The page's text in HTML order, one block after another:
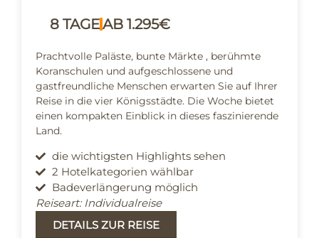
8 TAGEAB 1.295€
Prachtvolle Paläste, bunte Märkte , berühmte
Koranschulen und aufgeschlossene und
gastfreundliche Menschen erwarten Sie auf Ihrer
Reise in die vier Königsstädte. Die Woche bietet
einen kompakten Einblick in dieses faszinierende
Land.
die wichtigsten Highlights sehen
2 Hotelkategorien wählbar
Badeverlängerung möglich
Reiseart: Individualreise
DETAILS ZUR REISE